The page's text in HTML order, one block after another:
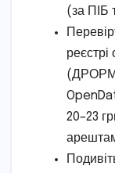
(за ПІБ
20–23